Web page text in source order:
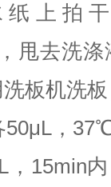
上拍
甩去洗
板机洗
，
15min